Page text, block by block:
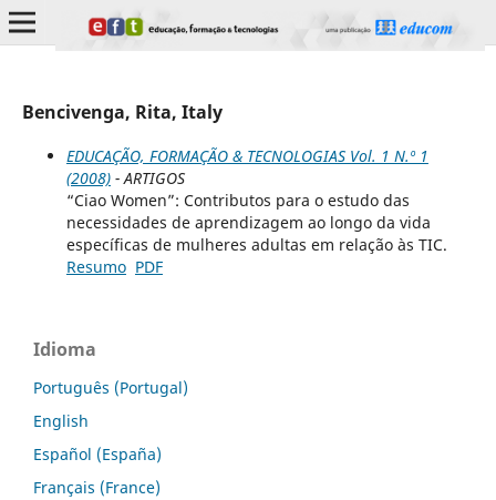
Bencivenga, Rita, Italy
EDUCAÇÃO, FORMAÇÃO & TECNOLOGIAS Vol. 1 N.º 1
(2008)- ARTIGOS
“Ciao Women”: Contributos para o estudo das
necessidades de aprendizagem ao longo da vida
específicas de mulheres adultas em relação às TIC.
Resumo PDF
Idioma
Português (Portugal)
English
Español (España)
Français (France)